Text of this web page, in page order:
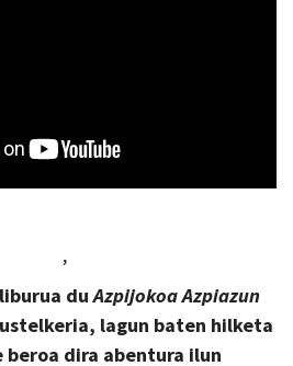
,
duAzpijokoa Azpiazun
lagun baten hilketa
dira abentura ilun